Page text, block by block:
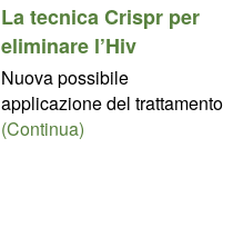
La tecnica Crispr per
eliminare l’Hiv
Nuova possibile
applicazione del trattamento
(Continua)